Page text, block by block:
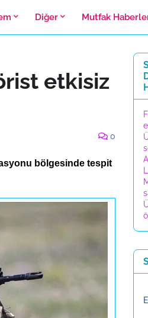
Diğer Mutfak
etkisiz
0
bölgesinde tespit